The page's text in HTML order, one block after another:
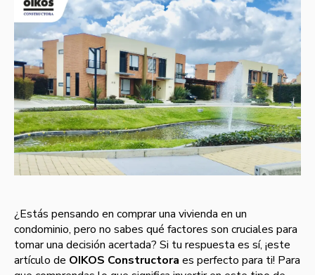
¿Estás pensando en comprar una vivienda en un
condominio, pero no sabes qué factores son cruciales para
tomar una decisión acertada? Si tu respuesta es sí, ¡este
artículo de OIKOS Constructora es perfecto para ti! Para